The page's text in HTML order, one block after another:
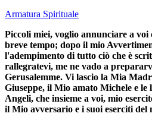
Armatura Spirituale
Piccoli miei, voglio annunciare a voi
breve tempo; dopo il mio
l'adempimento di tutto ciò che è
rallegratevi, me ne vado a
Gerusalemme. Vi lascio la Mia
Giuseppe, il Mio amato Michele e le
Angeli, che insieme a voi, mio
il Mio avversario e i suoi eserciti del